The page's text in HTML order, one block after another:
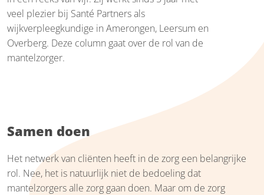
veel plezier bij Santé Partners als
wijkverpleegkundige in Amerongen, Leersum en
Overberg. Deze column gaat over de rol van de
mantelzorger.
Samen doen
Het netwerk van cliënten heeft in de zorg een belangrijke
rol. Nee, het is natuurlijk niet de bedoeling dat
mantelzorgers alle zorg gaan doen. Maar om de zorg